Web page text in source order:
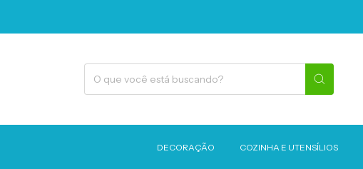
DECORAÇÃO COZINHA E UTENSÍLIOS